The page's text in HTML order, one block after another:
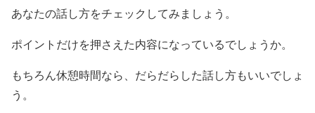
あなたの話し方をチェックしてみましょう。
ポイントだけを押さえた内容になっているでしょうか。
もちろん休憩時間なら、だらだらした話し方もいいでしょ
う。